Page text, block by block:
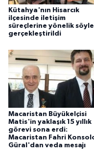
Kütahya'nın Hisarcık
ilçesinde iletişim
süreçlerine yönelik
gerçekleştirildi
Macaristan Büyükelçisi
Matis'in yaklaşık 15 yıllık
görevi sona erdi:
Macaristan Fahri
Güral'dan veda mesajı